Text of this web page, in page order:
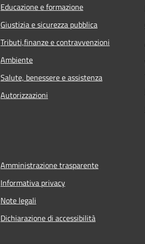
Educazione e formazione
Giustizia e sicurezza pubblica
Tributi,finanze e contravvenzioni
Ambiente
Salute, benessere e assistenza
Autorizzazioni
Amministrazione trasparente
Informativa privacy
Note legali
Dichiarazione di accessibilità